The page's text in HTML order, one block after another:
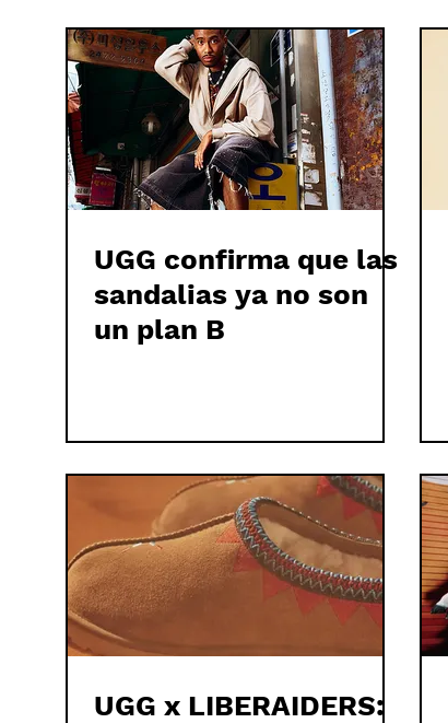
UGG confirma que las
sandalias ya no son
un plan B
UGG x LIBERAIDERS: